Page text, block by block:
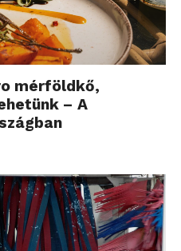
mérföldkő,
– A